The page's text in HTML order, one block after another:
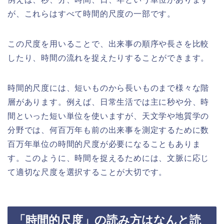
が、これらはすべて時間的尺度の一部です。
この尺度を用いることで、出来事の順序や長さを比較
したり、時間の流れを捉えたりすることができます。
時間的尺度には、短いものから長いものまで様々な階
層があります。例えば、日常生活では主に秒や分、時
間といった短い単位を使いますが、天文学や地質学の
分野では、何百万年も前の出来事を測定するために数
百万年単位の時間的尺度が必要になることもありま
す。このように、時間を捉えるためには、文脈に応じ
て適切な尺度を選択することが大切です。
「時間的尺度」の読み方はなんと読